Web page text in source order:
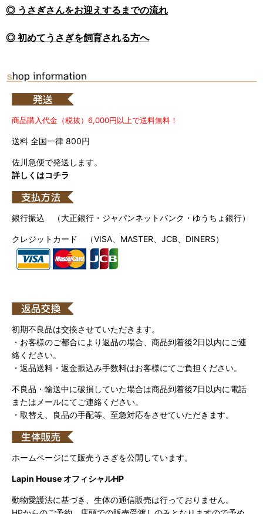
◎ うさぎさんをお迎えするまでの流れ
◎ 初めてうさぎを飼育される方へ
商品購入代金（税抜）6,000円以上で送料無料！
送料 全国一律 800円
佐川急便で発送します。
詳しくはコチラ
銀行振込 （大正銀行・ジャパンネットバンク・ゆうちょ銀行）
クレジットカード （VISA、MASTER、JCB、DINERS）
初期不良品は交換させていただきます。
・お客様のご都合により返品の場合、商品到着後2日以内にご連
絡ください。
・返品送料・返金振込み手数料はお客様にてご負担ください。
不良品・輸送中に破損していた場合は商品到着後7日以内に電話
またはメールにてご連絡ください。
・取替え、良品の手配等、至急対応をさせていただきます。
ホームページにて販売うさぎを公開しています。
Lapin House オフィシャルHP
動物愛護法に基づき、生体の通信販売は行っておりません。